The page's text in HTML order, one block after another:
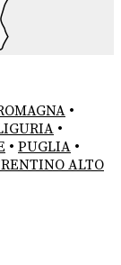
•
•
• PUGLIA •
ALTO